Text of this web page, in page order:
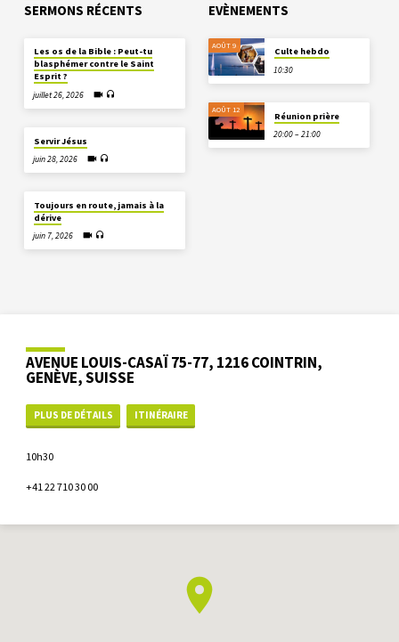
SERMONS RÉCENTS
Les os de la Bible : Peut-tu
blasphémer contre le Saint
Esprit ?
juillet 26, 2026
Servir Jésus
juin 28, 2026
Toujours en route, jamais à la
dérive
juin 7, 2026
EVÈNEMENTS
AOÛT 9
Culte hebdo
10:30
AOÛT 12
Réunion prière
20:00 – 21:00
AVENUE LOUIS-CASAÏ 75-77, 1216 COINTRIN,
GENÈVE, SUISSE
PLUS DE DÉTAILS ITINÉRAIRE
10h30
+41 22 710 30 00